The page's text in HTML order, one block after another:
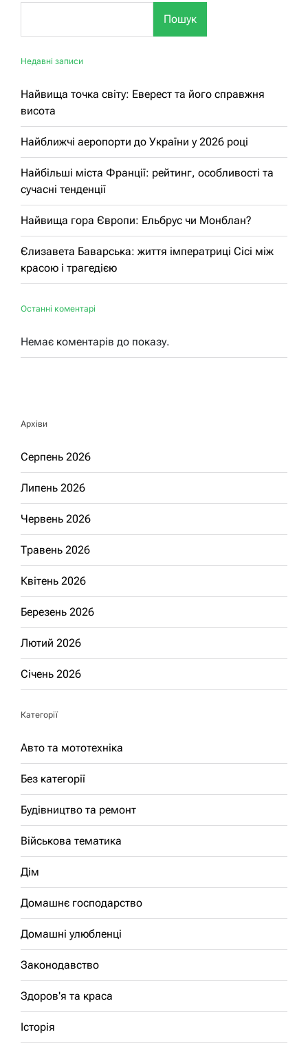
Пошук
Недавні записи
Найвища точка світу: Еверест та його справжня
висота
Найближчі аеропорти до України у 2026 році
Найбільші міста Франції: рейтинг, особливості та
сучасні тенденції
Найвища гора Європи: Ельбрус чи Монблан?
Єлизавета Баварська: життя імператриці Сісі між
красою і трагедією
Останні коментарі
Немає коментарів до показу.
Архіви
Серпень 2026
Липень 2026
Червень 2026
Травень 2026
Квітень 2026
Березень 2026
Лютий 2026
Січень 2026
Категорії
Авто та мототехніка
Без категорії
Будівництво та ремонт
Військова тематика
Дім
Домашнє господарство
Домашні улюбленці
Законодавство
Здоров'я та краса
Історія